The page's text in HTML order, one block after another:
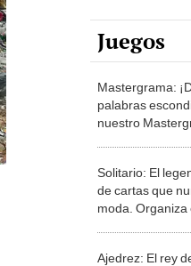
Juegos
Mastergrama:
palabras
nuestro
Solitario: El
de cartas que
moda. Organiza
Ajedrez: El rey